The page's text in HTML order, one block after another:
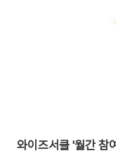
또 조직적으로 노력하고
가 동의되는 룰을 정하고
주는 공감 표현이라든지,
하는 말과 행동들을 두루
와이즈서클 '월간 참